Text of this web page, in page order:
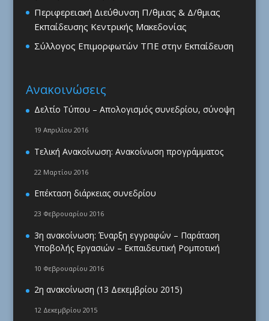
Περιφερειακή Διεύθυνση Π/θμιας & Δ/θμιας
Εκπαίδευσης Κεντρικής Μακεδονίας
Σύλλογος Επιμορφωτών ΤΠΕ στην Εκπαίδευση
Ανακοινώσεις
Δελτίο Τύπου – Απολογισμός συνεδρίου, σύνοψη
19 Απριλίου 2016
Τελική Ανακοίνωση: Ανακοίνωση προγράμματος
22 Μαρτίου 2016
Επέκταση διάρκειας συνεδρίου
23 Φεβρουαρίου 2016
3η ανακοίνωση: Έναρξη εγγραφών – Παράταση
Υποβολής Εργασιών – Εκπαιδευτική Ρομποτική
10 Φεβρουαρίου 2016
2η ανακοίνωση (13 Δεκεμβρίου 2015)
12 Δεκεμβρίου 2015